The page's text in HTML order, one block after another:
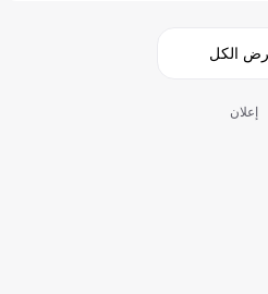
الكل
إعلان